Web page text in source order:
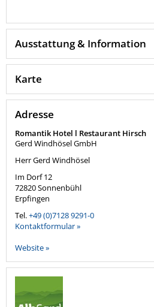
Ausstattung & Information
Karte
Adresse
Romantik Hotel l Restaurant Hirsch
Gerd Windhösel GmbH
Herr Gerd Windhösel
Im Dorf 12
72820Sonnenbühl
Erpfingen
Tel.+49 (0)7128 9291-0
Kontaktformular »
Website »